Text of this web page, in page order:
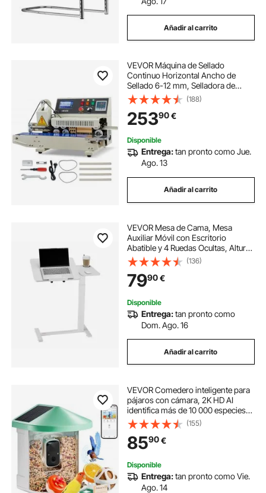
Añadir al carrito
VEVOR Máquina de Sellado
Continuo Horizontal Ancho de
Sellado 6-12 mm, Selladora de
Banda con Impresión de Tinta,
Temperatura y Velocidad
Ajustables, Envasadora para Bolsas
de Plástico 0,03-0,8 mm
(188)
25390€
Disponible
Entrega:tan pronto como Jue.
Ago. 13
Añadir al carrito
VEVOR Mesa de Cama, Mesa
Auxiliar Móvil con Escritorio
Abatible y 4 Ruedas Ocultas, Altura
y Ángulo Ajustables Escritorio para
Portátil con Portavasos para Cama,
Hogar, Oficina y Estudio, Blanco
(136)
7990€
Disponible
Entrega:tan pronto como
Dom. Ago. 16
Añadir al carrito
VEVOR Comedero inteligente para
pájaros con cámara, 2K HD AI
identifica más de 10 000 especies
de aves, cámara de observación de
aves con energía solar con captura
automática y notificación
instantánea, regalo inalámbrico
para exteriores para amantes de las
aves (2 paneles solares)
(155)
8590€
Disponible
Entrega:tan pronto como Vie.
Ago. 14